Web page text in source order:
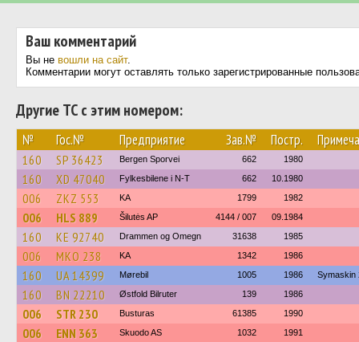
Ваш комментарий
Вы не вошли на сайт.
Комментарии могут оставлять только зарегистрированные
Другие ТС с этим номером:
№ Гос.№ Предприятие Зав.№ Постр.
160 SP 36423 Bergen Sporvei 662 1980
160 XD 47040 Fylkesbilene i N-T 662 10.1980
006 ZKZ 553 KA 1799 1982
006 HLS 889 Šilutės AP 4144 / 007 09.1984
160 KE 92740 Drammen og Omegn 31638 1985
006 MKO 238 KA 1342 1986
160 UA 14399 Mørebil 1005 1986 Symaskin
160 BN 22210 Østfold Bilruter 139 1986
006 STR 230 Busturas 61385 1990
006 ENN 363 Skuodo AS 1032 1991